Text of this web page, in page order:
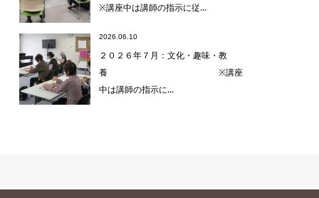
※講座中は講師の指示に従...
2026.06.10
２０２６年７月：文化・趣味・教
養 ※講座
中は講師の指示に...